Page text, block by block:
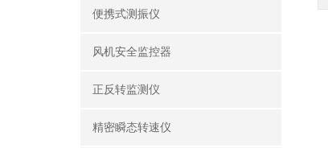
便携式测振仪
风机安全监控器
正反转监测仪
精密瞬态转速仪